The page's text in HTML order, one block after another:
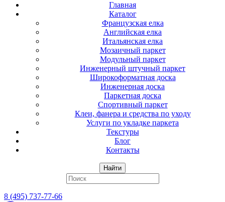
Главная
Каталог
Французская елка
Английская елка
Итальянская елка
Мозаичный паркет
Модульный паркет
Инженерный штучный паркет
Широкоформатная доска
Инженерная доска
Паркетная доска
Спортивный паркет
Клеи, фанера и средства по уходу
Услуги по укладке паркета
Текстуры
Блог
Контакты
Найти
8 (495) 737-77-66